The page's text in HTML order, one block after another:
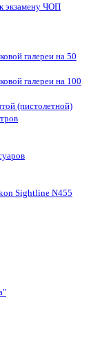
экзамену ЧОП
галереи на 50
галереи на 100
(пистолетной)
Sightline N455